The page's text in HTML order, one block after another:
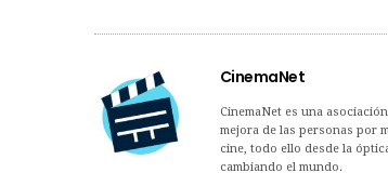
CinemaNet
CinemaNet es una
mejora de las personas por
cine, todo ello desde la
cambiando el mundo.